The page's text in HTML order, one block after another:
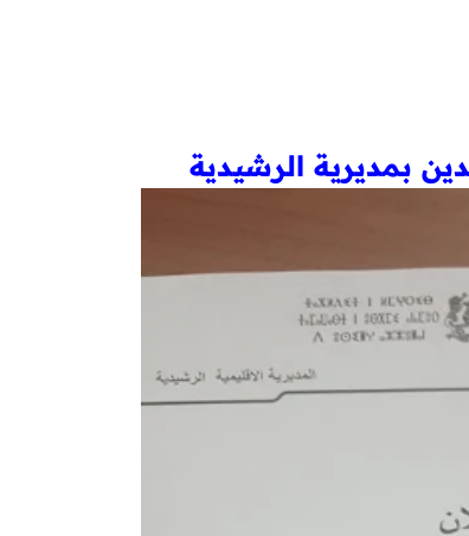
بمديرية الرشيدية